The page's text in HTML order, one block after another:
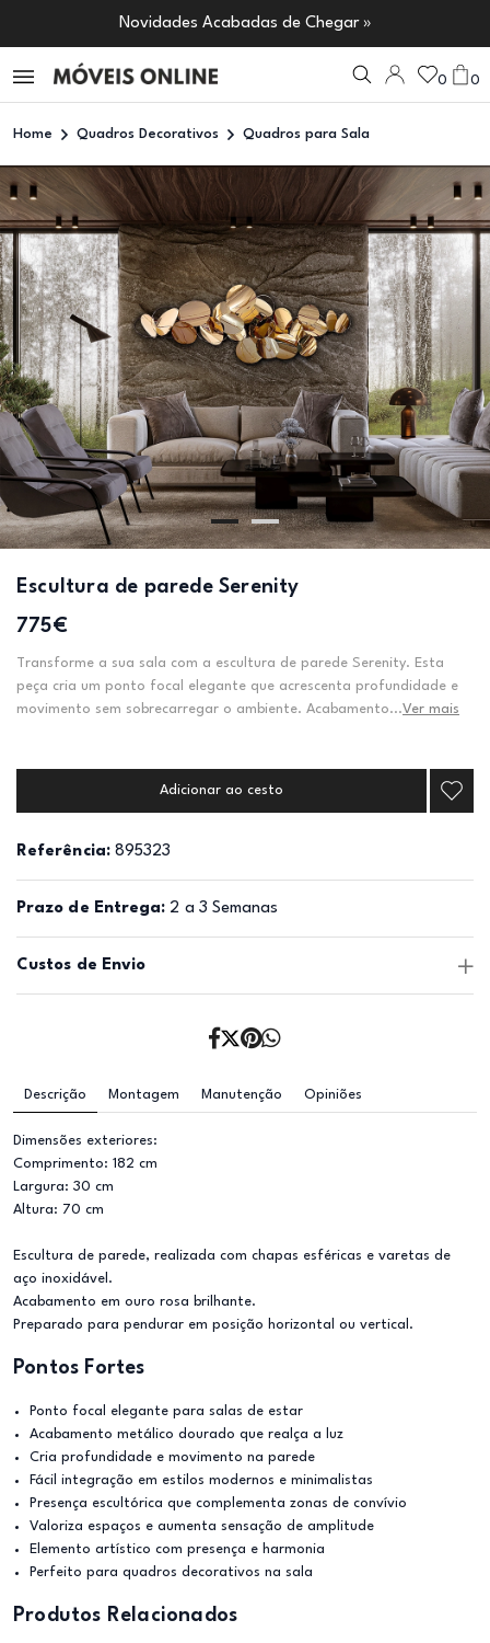
Novidades Acabadas de Chegar »
0 0
Home Quadros Decorativos Quadros para Sala
Escultura de parede Serenity
775€
Transforme a sua sala com a escultura de parede Serenity. Esta
peça cria um ponto focal elegante que acrescenta profundidade e
movimento sem sobrecarregar o ambiente. Acabamento...Ver mais
Adicionar ao cesto
Referência: 895323
Prazo de Entrega: 2 a 3 Semanas
Custos de Envio
Descrição Montagem Manutenção Opiniões
Dimensões exteriores:
Comprimento: 182 cm
Largura: 30 cm
Altura: 70 cm
Escultura de parede, realizada com chapas esféricas e varetas de
aço inoxidável.
Acabamento em ouro rosa brilhante.
Preparado para pendurar em posição horizontal ou vertical.
Pontos Fortes
Ponto focal elegante para salas de estar
Acabamento metálico dourado que realça a luz
Cria profundidade e movimento na parede
Fácil integração em estilos modernos e minimalistas
Presença escultórica que complementa zonas de convívio
Valoriza espaços e aumenta sensação de amplitude
Elemento artístico com presença e harmonia
Perfeito para quadros decorativos na sala
Produtos Relacionados